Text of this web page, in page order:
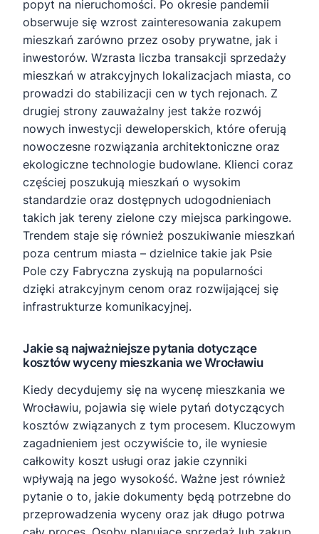
popyt na nieruchomości. Po okresie pandemii
obserwuje się wzrost zainteresowania zakupem
mieszkań zarówno przez osoby prywatne, jak i
inwestorów. Wzrasta liczba transakcji sprzedaży
mieszkań w atrakcyjnych lokalizacjach miasta, co
prowadzi do stabilizacji cen w tych rejonach. Z
drugiej strony zauważalny jest także rozwój
nowych inwestycji deweloperskich, które oferują
nowoczesne rozwiązania architektoniczne oraz
ekologiczne technologie budowlane. Klienci coraz
częściej poszukują mieszkań o wysokim
standardzie oraz dostępnych udogodnieniach
takich jak tereny zielone czy miejsca parkingowe.
Trendem staje się również poszukiwanie mieszkań
poza centrum miasta – dzielnice takie jak Psie
Pole czy Fabryczna zyskują na popularności
dzięki atrakcyjnym cenom oraz rozwijającej się
infrastrukturze komunikacyjnej.
Jakie są najważniejsze pytania dotyczące
kosztów wyceny mieszkania we Wrocławiu
Kiedy decydujemy się na wycenę mieszkania we
Wrocławiu, pojawia się wiele pytań dotyczących
kosztów związanych z tym procesem. Kluczowym
zagadnieniem jest oczywiście to, ile wyniesie
całkowity koszt usługi oraz jakie czynniki
wpływają na jego wysokość. Ważne jest również
pytanie o to, jakie dokumenty będą potrzebne do
przeprowadzenia wyceny oraz jak długo potrwa